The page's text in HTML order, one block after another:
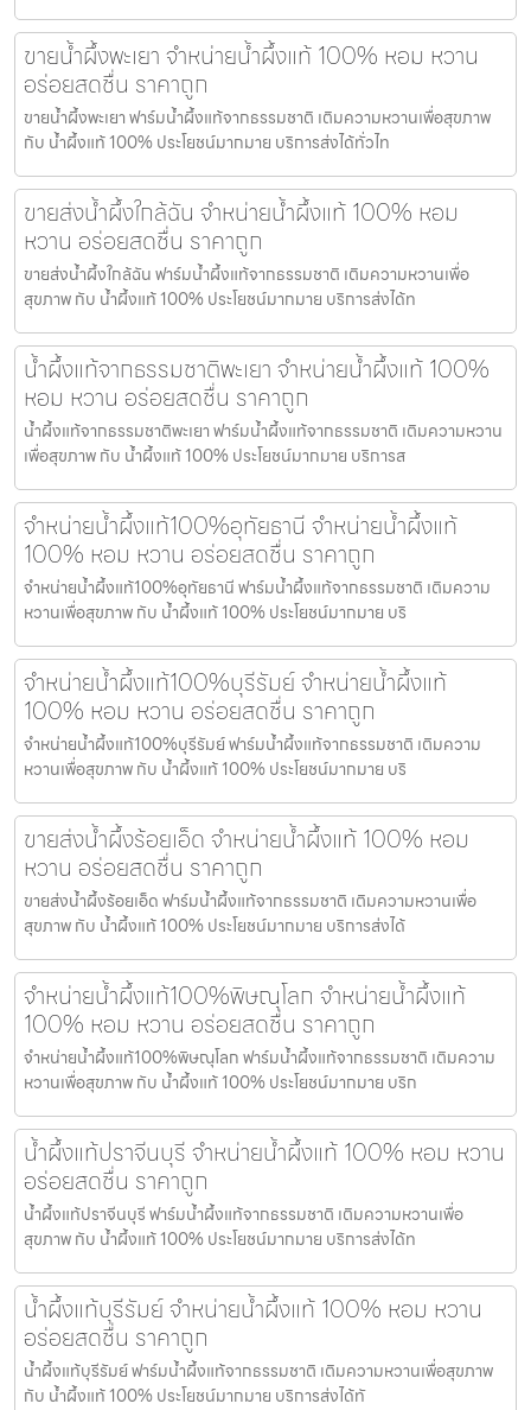
ขายน้ำผึ้งพะเยา จำหน่ายน้ำผึ้งแท้ 100% หอม หวาน
อร่อยสดชื่น ราคาถูก
ขายน้ำผึ้งพะเยา ฟาร์มน้ำผึ้งแท้จากธรรมชาติ เติมความหวานเพื่อสุขภาพ
กับ น้ำผึ้งแท้ 100% ประโยชน์มากมาย บริการส่งได้ทั่วไท
ขายส่งน้ำผึ้งใกล้ฉัน จำหน่ายน้ำผึ้งแท้ 100% หอม
หวาน อร่อยสดชื่น ราคาถูก
ขายส่งน้ำผึ้งใกล้ฉัน ฟาร์มน้ำผึ้งแท้จากธรรมชาติ เติมความหวานเพื่อ
สุขภาพ กับ น้ำผึ้งแท้ 100% ประโยชน์มากมาย บริการส่งได้ท
น้ำผึ้งแท้จากธรรมชาติพะเยา จำหน่ายน้ำผึ้งแท้ 100%
หอม หวาน อร่อยสดชื่น ราคาถูก
น้ำผึ้งแท้จากธรรมชาติพะเยา ฟาร์มน้ำผึ้งแท้จากธรรมชาติ เติมความหวาน
เพื่อสุขภาพ กับ น้ำผึ้งแท้ 100% ประโยชน์มากมาย บริการส
จำหน่ายน้ำผึ้งแท้100%อุทัยธานี จำหน่ายน้ำผึ้งแท้
100% หอม หวาน อร่อยสดชื่น ราคาถูก
จำหน่ายน้ำผึ้งแท้100%อุทัยธานี ฟาร์มน้ำผึ้งแท้จากธรรมชาติ เติมความ
หวานเพื่อสุขภาพ กับ น้ำผึ้งแท้ 100% ประโยชน์มากมาย บริ
จำหน่ายน้ำผึ้งแท้100%บุรีรัมย์ จำหน่ายน้ำผึ้งแท้
100% หอม หวาน อร่อยสดชื่น ราคาถูก
จำหน่ายน้ำผึ้งแท้100%บุรีรัมย์ ฟาร์มน้ำผึ้งแท้จากธรรมชาติ เติมความ
หวานเพื่อสุขภาพ กับ น้ำผึ้งแท้ 100% ประโยชน์มากมาย บริ
ขายส่งน้ำผึ้งร้อยเอ็ด จำหน่ายน้ำผึ้งแท้ 100% หอม
หวาน อร่อยสดชื่น ราคาถูก
ขายส่งน้ำผึ้งร้อยเอ็ด ฟาร์มน้ำผึ้งแท้จากธรรมชาติ เติมความหวานเพื่อ
สุขภาพ กับ น้ำผึ้งแท้ 100% ประโยชน์มากมาย บริการส่งได้
จำหน่ายน้ำผึ้งแท้100%พิษณุโลก จำหน่ายน้ำผึ้งแท้
100% หอม หวาน อร่อยสดชื่น ราคาถูก
จำหน่ายน้ำผึ้งแท้100%พิษณุโลก ฟาร์มน้ำผึ้งแท้จากธรรมชาติ เติมความ
หวานเพื่อสุขภาพ กับ น้ำผึ้งแท้ 100% ประโยชน์มากมาย บริก
น้ำผึ้งแท้ปราจีนบุรี จำหน่ายน้ำผึ้งแท้ 100% หอม หวาน
อร่อยสดชื่น ราคาถูก
น้ำผึ้งแท้ปราจีนบุรี ฟาร์มน้ำผึ้งแท้จากธรรมชาติ เติมความหวานเพื่อ
สุขภาพ กับ น้ำผึ้งแท้ 100% ประโยชน์มากมาย บริการส่งได้ท
น้ำผึ้งแท้บุรีรัมย์ จำหน่ายน้ำผึ้งแท้ 100% หอม หวาน
อร่อยสดชื่น ราคาถูก
น้ำผึ้งแท้บุรีรัมย์ ฟาร์มน้ำผึ้งแท้จากธรรมชาติ เติมความหวานเพื่อสุขภาพ
กับ น้ำผึ้งแท้ 100% ประโยชน์มากมาย บริการส่งได้ทั